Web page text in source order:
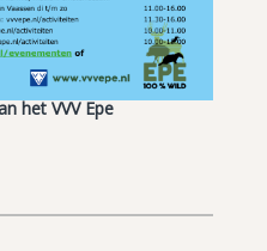
het VVV Epe